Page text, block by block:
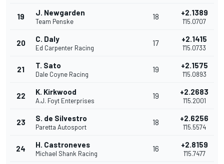
19 J. Newgarden
Team Penske
18 +2.1389
1'15.0707
20 C. Daly
Ed Carpenter Racing
17 +2.1415
1'15.0733
21 T. Sato
Dale Coyne Racing
19 +2.1575
1'15.0893
22 K. Kirkwood
A.J. Foyt Enterprises
19 +2.2683
1'15.2001
23 S. de Silvestro
Paretta Autosport
18 +2.6256
1'15.5574
24 H. Castroneves
Michael Shank Racing
16 +2.8159
1'15.7477